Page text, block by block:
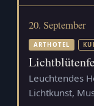
20. September
ARTHOTEL
Leuchtendes
Lichtkunst,